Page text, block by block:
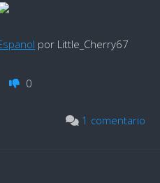
por Little_Cherry67
0
1 comentario